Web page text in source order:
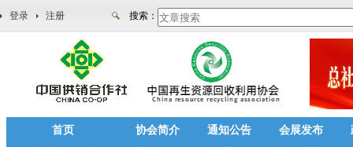
登录 注册 搜索：
首页 协会简介 通知公告 会展发布